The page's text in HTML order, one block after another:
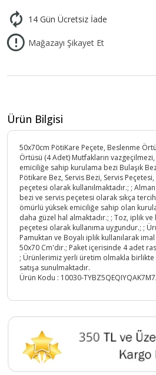
14 Gün Ücretsiz İade
Mağazayı Şikayet Et
Ürün Bilgisi
50x70cm PötiKare Peçete, Beslenme
Örtüsü (4 Adet) Mutfakların
emiciliğe sahip kurulama bezi Bulaşık
Pötikare Bez, Servis Bezi, Servis
peçetesi olarak kullanılmaktadır.; ;
bezi ve servis peçetesi olarak sıkça
ömürlü yüksek emiciliğe sahip olan
daha güzel hal almaktadır.; ; Toz, iplik ve
peçetesi olarak kullanıma uygundur.; ;
Pamuktan ve Boyalı iplik kullanılarak
50x70 Cm'dir.; Paket içerisinde 4 adet
; Ürünlerimiz yerli üretim olmakla
satışa sunulmaktadır.
Ürün Kodu : 10030-